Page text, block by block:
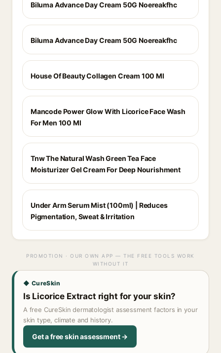
Biluma Advance Day Cream 50G Noereakfhc
Biluma Advance Day Cream 50G Noereakfhc
House Of Beauty Collagen Cream 100 Ml
Mancode Power Glow With Licorice Face Wash
For Men 100 Ml
Tnw The Natural Wash Green Tea Face
Moisturizer Gel Cream For Deep Nourishment
Under Arm Serum Mist (100ml) | Reduces
Pigmentation, Sweat & Irritation
PROMOTION · OUR OWN APP — THE FREE TOOLS WORK
WITHOUT IT
◆ CureSkin
Is Licorice Extract right for your skin?
A free CureSkin dermatologist assessment factors in your
skin type, climate and history.
Get a free skin assessment →